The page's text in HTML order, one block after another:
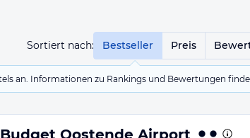
Sortiert nach: Bestseller Preis
an. Informationen zu Rankings und Bewertungen
Oostende Airport